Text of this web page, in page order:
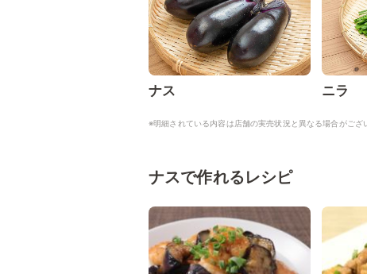
ナス ニラ
※明細されている内容は店舗の実売状況と異なる場合がござ
ナスで作れるレシピ